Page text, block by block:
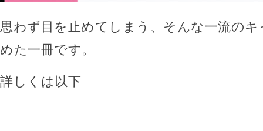
思わず目を止めてしまう、そんな一流の
めた一冊です。
詳しくは以下